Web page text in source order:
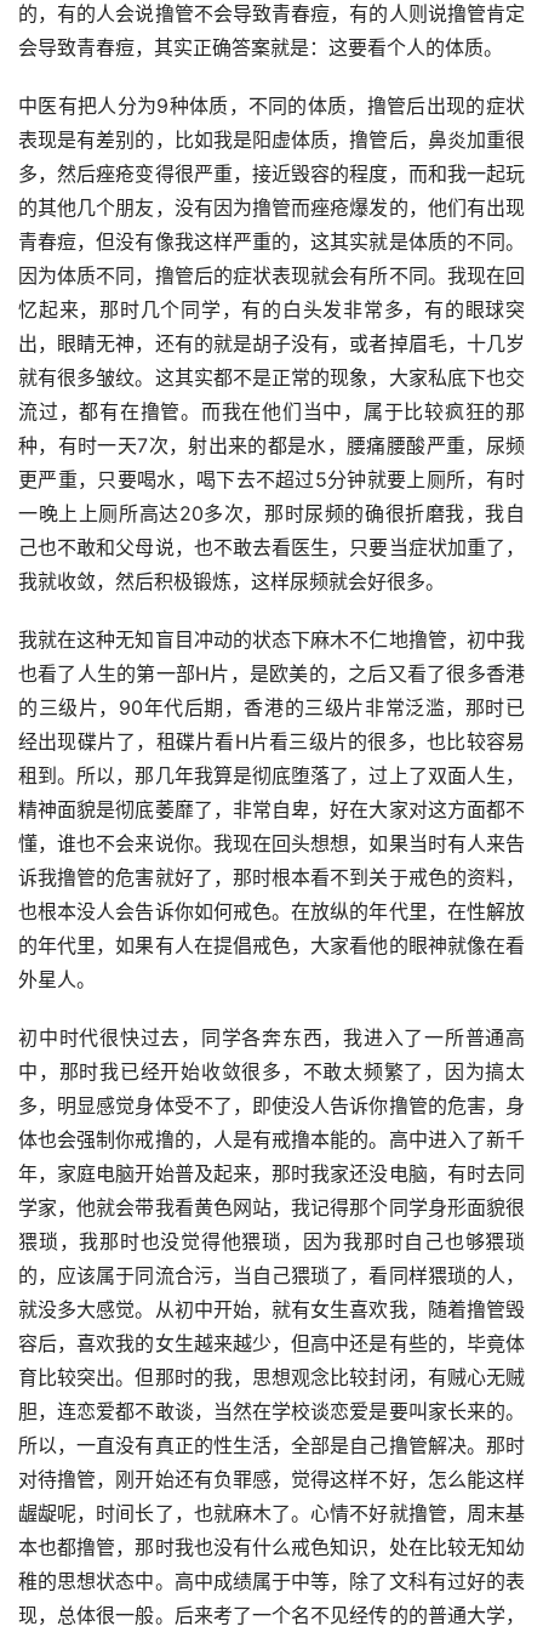
的，有的人会说撸管不会导致青春痘，有的人则说撸管肯定
会导致青春痘，其实正确答案就是：这要看个人的体质。
中医有把人分为9种体质，不同的体质，撸管后出现的症状
表现是有差别的，比如我是阳虚体质，撸管后，鼻炎加重很
多，然后痤疮变得很严重，接近毁容的程度，而和我一起玩
的其他几个朋友，没有因为撸管而痤疮爆发的，他们有出现
青春痘，但没有像我这样严重的，这其实就是体质的不同。
因为体质不同，撸管后的症状表现就会有所不同。我现在回
忆起来，那时几个同学，有的白头发非常多，有的眼球突
出，眼睛无神，还有的就是胡子没有，或者掉眉毛，十几岁
就有很多皱纹。这其实都不是正常的现象，大家私底下也交
流过，都有在撸管。而我在他们当中，属于比较疯狂的那
种，有时一天7次，射出来的都是水，腰痛腰酸严重，尿频
更严重，只要喝水，喝下去不超过5分钟就要上厕所，有时
一晚上上厕所高达20多次，那时尿频的确很折磨我，我自
己也不敢和父母说，也不敢去看医生，只要当症状加重了，
我就收敛，然后积极锻炼，这样尿频就会好很多。
我就在这种无知盲目冲动的状态下麻木不仁地撸管，初中我
也看了人生的第一部H片，是欧美的，之后又看了很多香港
的三级片，90年代后期，香港的三级片非常泛滥，那时已
经出现碟片了，租碟片看H片看三级片的很多，也比较容易
租到。所以，那几年我算是彻底堕落了，过上了双面人生，
精神面貌是彻底萎靡了，非常自卑，好在大家对这方面都不
懂，谁也不会来说你。我现在回头想想，如果当时有人来告
诉我撸管的危害就好了，那时根本看不到关于戒色的资料，
也根本没人会告诉你如何戒色。在放纵的年代里，在性解放
的年代里，如果有人在提倡戒色，大家看他的眼神就像在看
外星人。
初中时代很快过去，同学各奔东西，我进入了一所普通高
中，那时我已经开始收敛很多，不敢太频繁了，因为搞太
多，明显感觉身体受不了，即使没人告诉你撸管的危害，身
体也会强制你戒撸的，人是有戒撸本能的。高中进入了新千
年，家庭电脑开始普及起来，那时我家还没电脑，有时去同
学家，他就会带我看黄色网站，我记得那个同学身形面貌很
猥琐，我那时也没觉得他猥琐，因为我那时自己也够猥琐
的，应该属于同流合污，当自己猥琐了，看同样猥琐的人，
就没多大感觉。从初中开始，就有女生喜欢我，随着撸管毁
容后，喜欢我的女生越来越少，但高中还是有些的，毕竟体
育比较突出。但那时的我，思想观念比较封闭，有贼心无贼
胆，连恋爱都不敢谈，当然在学校谈恋爱是要叫家长来的。
所以，一直没有真正的性生活，全部是自己撸管解决。那时
对待撸管，刚开始还有负罪感，觉得这样不好，怎么能这样
龌龊呢，时间长了，也就麻木了。心情不好就撸管，周末基
本也都撸管，那时我也没有什么戒色知识，处在比较无知幼
稚的思想状态中。高中成绩属于中等，除了文科有过好的表
现，总体很一般。后来考了一个名不见经传的的普通大学，